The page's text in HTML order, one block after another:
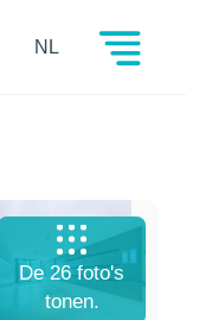
NL
De 26 foto's
tonen.